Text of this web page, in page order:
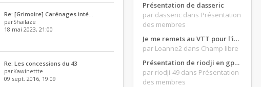
Re: [Grimoire] Carénages inté…
parShailaze
18 mai 2023, 21:00
Re: Les concessions du 43
parKawinettte
09 sept. 2016, 19:09
Présentation de dasseric
par dasseric dans Présentation
des membres
Je me remets au VTT pour l'intersaison, version électrique
par Loanne2 dans Champ libre
Présentation de riodji en gpz500
par riodji-49 dans Présentation
des membres